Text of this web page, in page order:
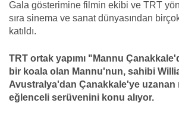
Gala gösterimine filmin ekibi ve TRT
sıra sinema ve sanat dünyasından
katıldı.
TRT ortak yapımı "Mannu
bir koala olan Mannu'nun, sahibi
Avustralya'dan Çanakkale'ye uzanan
eğlenceli serüvenini konu alıyor.